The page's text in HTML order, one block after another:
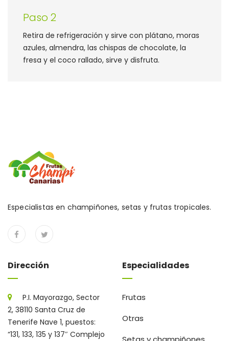
Paso 2
Retira de refrigeración y sirve con plátano, moras
azules, almendra, las chispas de chocolate, la
fresa y el coco rallado, sirve y disfruta.
Especialistas en champiñones, setas y frutas tropicales.
Dirección
P.I. Mayorazgo, Sector
2, 38110 Santa Cruz de
Tenerife Nave 1, puestos:
“131, 133, 135 y 137″ Complejo
Especialidades
Frutas
Otras